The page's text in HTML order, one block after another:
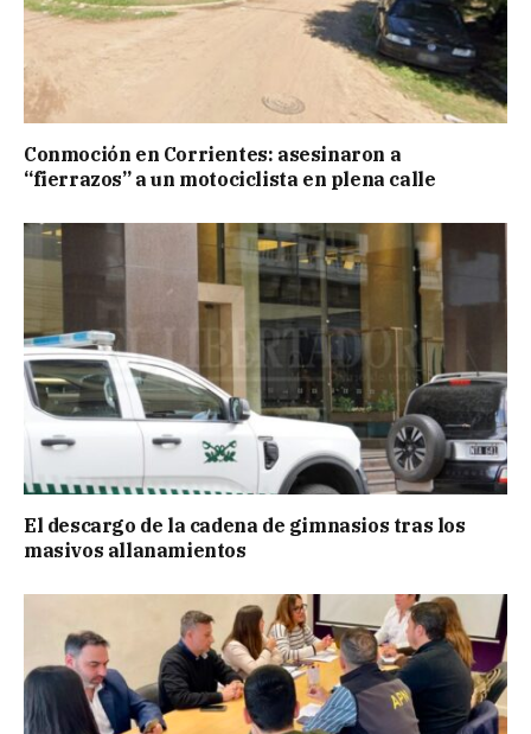
Conmoción en Corrientes: asesinaron a
“fierrazos” a un motociclista en plena calle
El descargo de la cadena de gimnasios tras los
masivos allanamientos